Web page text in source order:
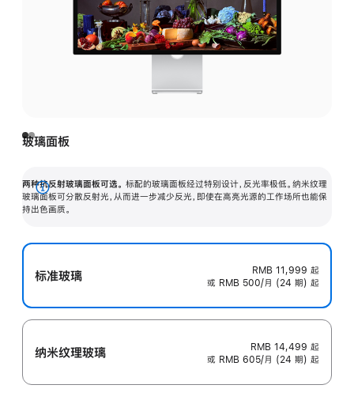
玻璃面板
两种抗反射玻璃面板可选。 标配的玻璃面板经过特别设计，反光率极低。纳米纹理
玻璃面板可分散反射光，从而进一步减少反光，即使在高亮光源的工作场所也能保
持出色画质。
展
开
标准玻璃 RMB 11,999 起
或 RMB 500/月 (24 期) 起
纳米纹理玻璃 RMB 14,499 起
或 RMB 605/月 (24 期) 起